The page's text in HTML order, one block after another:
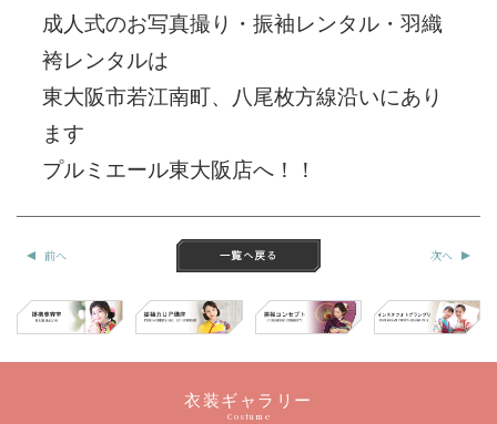
成人式のお写真撮り・振袖レンタル・羽織
袴レンタルは
東大阪市若江南町、八尾枚方線沿いにあり
ます
プルミエール東大阪店へ！！
前へ 次へ
衣装ギャラリー
Costume